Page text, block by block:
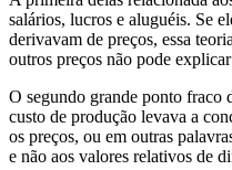
salários, lucros e aluguéis. Se
derivavam de preços, essa
outros preços não pode
O segundo grande ponto fraco
custo de produção levava a
os preços, ou em outras
e não aos valores relativos de